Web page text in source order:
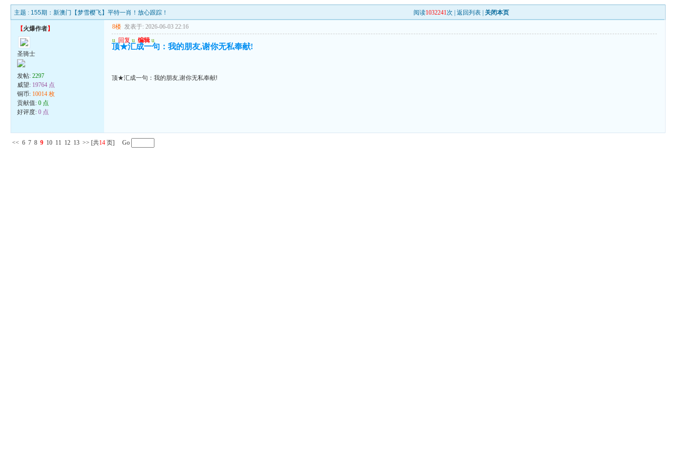
主题 : 155期：新澳门【梦雪樱飞】平特一肖！放心跟踪！ 阅读1032241次 |返回列表 关闭本页
【火爆作者】
圣骑士
发帖:2297
威望: 19764 点
铜币: 10014 枚
贡献值:0 点
好评度:0 点
8楼 发表于: 2026-06-03 22:16
u 回复 u 编辑 u
顶★汇成一句：我的朋友,谢你无私奉献!
顶★汇成一句：我的朋友,谢你无私奉献!
<< 6 7 8 9 10 11 12 13 >> [共14 页] Go